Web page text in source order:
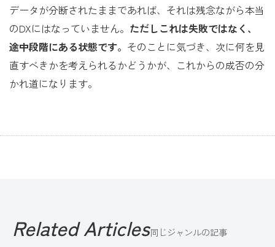
データが分断されたままであれば、それは残念ながら本当
のDXにはなっていません。 ただしこれは失敗ではなく、
途中段階にある状態です。 そのことに気づき、次に何を見
直すべきかを考えられるかどうかが、これからの成否の分
かれ道になります。
Related Articles同じジャンルの記事